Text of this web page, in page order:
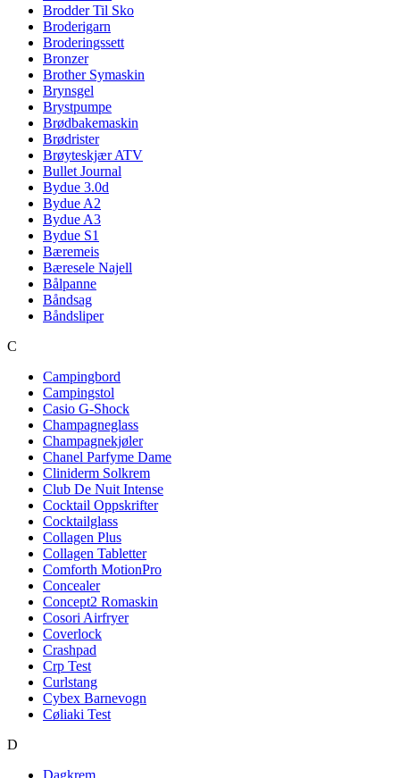
Brodder Til Sko
Broderigarn
Broderingssett
Bronzer
Brother Symaskin
Brynsgel
Brystpumpe
Brødbakemaskin
Brødrister
Brøyteskjær ATV
Bullet Journal
Bydue 3.0d
Bydue A2
Bydue A3
Bydue S1
Bæremeis
Bæresele Najell
Bålpanne
Båndsag
Båndsliper
C
Campingbord
Campingstol
Casio G-Shock
Champagneglass
Champagnekjøler
Chanel Parfyme Dame
Cliniderm Solkrem
Club De Nuit Intense
Cocktail Oppskrifter
Cocktailglass
Collagen Plus
Collagen Tabletter
Comforth MotionPro
Concealer
Concept2 Romaskin
Cosori Airfryer
Coverlock
Crashpad
Crp Test
Curlstang
Cybex Barnevogn
Cøliaki Test
D
Dagkrem